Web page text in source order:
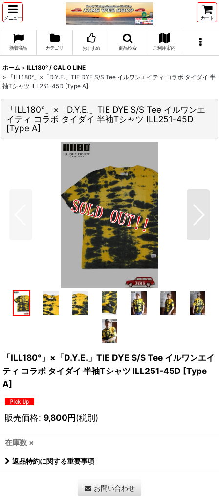
メニュー カート
新着商品 カテゴリ おすすめ 商品検索 ご利用案内
ホーム > ILL180° / CAL O LINE
>
「ILL180°」×「D.Y.E.」TIE DYE S/S Tee イルワンエイティ コラボ タイダイ 半
袖Tシャツ ILL251-45D [Type A]
「ILL180°」×「D.Y.E.」TIE DYE S/S Tee イルワンエ
イティ コラボ タイダイ 半袖Tシャツ ILL251-45D
[Type A]
「ILL180°」×「D.Y.E.」TIE DYE S/S Tee イルワンエイ
ティ コラボ タイダイ 半袖Tシャツ ILL251-45D [Type
A]
販売価格: 9,800円(税別)
在庫数 ×
返品特約に関する重要事項
お問い合わせ